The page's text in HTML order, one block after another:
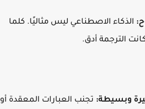
الذكاء الاصطناعي ليس مثاليًا. كلما
الترجمة أدق.
وبسيطة:تجنب العبارات المعقدة أو